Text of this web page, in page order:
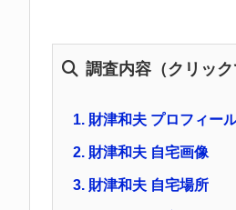
調査内容（クリック
1. 財津和夫 プロフィー
2. 財津和夫 自宅画像
3. 財津和夫 自宅場所